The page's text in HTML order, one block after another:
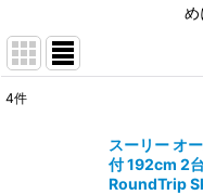
め
4件
スーリー オ
付 192cm 2
RoundTrip